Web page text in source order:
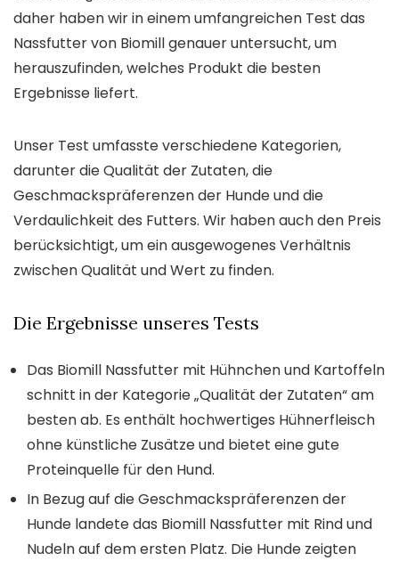
daher haben wir in einem umfangreichen Test das
Nassfutter von Biomill genauer untersucht, um
herauszufinden, welches Produkt die besten
Ergebnisse liefert.
Unser Test umfasste verschiedene Kategorien,
darunter die Qualität der Zutaten, die
Geschmackspräferenzen der Hunde und die
Verdaulichkeit des Futters. Wir haben auch den Preis
berücksichtigt, um ein ausgewogenes Verhältnis
zwischen Qualität und Wert zu finden.
Die Ergebnisse unseres Tests
Das Biomill Nassfutter mit Hühnchen und Kartoffeln
schnitt in der Kategorie „Qualität der Zutaten“ am
besten ab. Es enthält hochwertiges Hühnerfleisch
ohne künstliche Zusätze und bietet eine gute
Proteinquelle für den Hund.
In Bezug auf die Geschmackspräferenzen der
Hunde landete das Biomill Nassfutter mit Rind und
Nudeln auf dem ersten Platz. Die Hunde zeigten